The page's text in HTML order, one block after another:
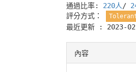
通過比率: 220人 /
評分方式：
最近更新 : 2023-
內容